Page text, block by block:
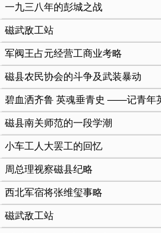
一九三八年的彭城之战
磁武敌工站
军阀王占元经营工商业考略
磁县农民协会的斗争及武装暴动
碧血洒齐鲁 英魂垂青史 ——记青年
磁县南关师范的一段学潮
小车工人大罢工的回忆
周总理视察磁县纪略
西北军宿将张维玺事略
磁武敌工站